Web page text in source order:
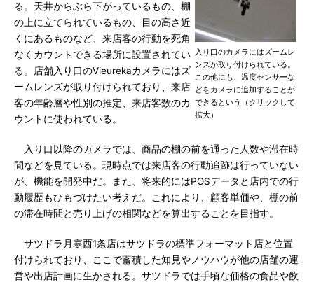
入り口のカメラにはズームレ
ンズが取り付けられている。
この他にも、温度センサーな
どをカメラに追加することが
できるという（クリックして
拡大）
る。天井からぶら下がっているもの、棚
の上に立てられているもの、目の高さ近
くにあるものなど、来店客の行動を死角
なくカウントできる場所に設置されてい
る。店舗入り口のVieurekaカメラにはズ
ームレンズが取り付けられており、来店
客の年齢層や性別の推定、来店客数のカ
ウントに使われている。
入り口以降のカメラでは、商品の棚の前を通った人数や滞在時
間などを見ている。現時点では来店客の行動追跡は行っていない
が、機能を開発中だ。また、将来的にはPOSデータと店内での行
動履歴もひもづけたい考えだ。これにより、顧客単価や、棚の前
の滞在時間と売り上げの相関などを算出することを目指す。
サツドラ月寒西1条店はサツドラの標準フォーマット店と位置
付けられており、ここで蓄積した知見やノウハウが他の店舗の運
営や出店計画に生かされる。サツドラでは手頃な価格の食品や飲